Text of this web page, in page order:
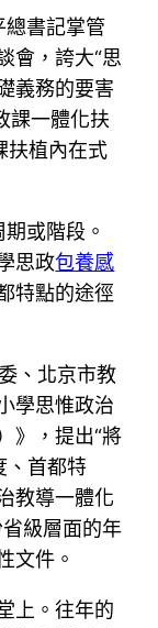
總書記掌管
會，誇大“思
義務的要害
課一體化扶
扶植內在式
或階段。
思政包養感
特點的途徑
、北京市教
學思惟政治
》，提出“將
、首都特
教導一體化
級層面的年
文件。
上。往年的